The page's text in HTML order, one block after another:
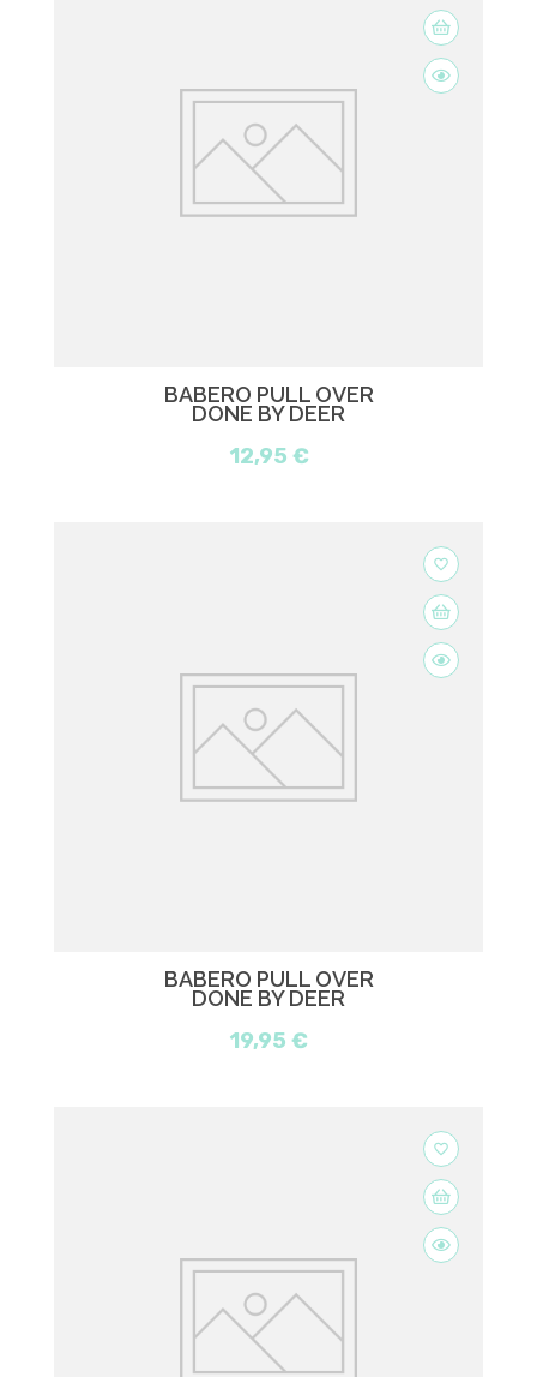
BABERO PULL OVER
DONE BY DEER
12,95 €
favorite_border
BABERO PULL OVER
DONE BY DEER
19,95 €
favorite_border